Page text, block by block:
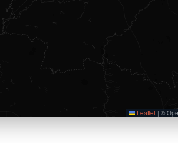
Leaflet | ©